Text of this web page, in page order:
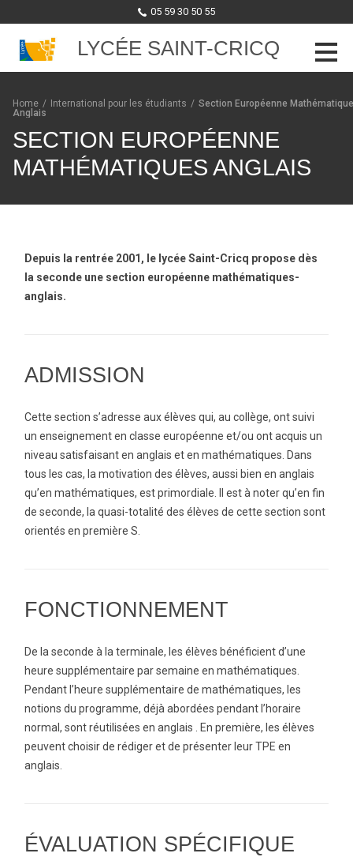
05 59 30 50 55
LYCÉE SAINT-CRICQ
Skip to content
Home / International pour les étudiants / Section Européenne
Anglais
SECTION EUROPÉENNE
MATHÉMATIQUES ANGLAIS
Depuis la rentrée 2001, le lycée Saint-Cricq propose dès
la seconde une section européenne mathématiques-
anglais.
ADMISSION
Cette section s’adresse aux élèves qui, au collège, ont suivi
un enseignement en classe européenne et/ou ont acquis un
niveau satisfaisant en anglais et en mathématiques. Dans
tous les cas, la motivation des élèves, aussi bien en anglais
qu’en mathématiques, est primordiale. Il est à noter qu’en fin
de seconde, la quasi-totalité des élèves de cette section sont
orientés en première S.
FONCTIONNEMENT
De la seconde à la terminale, les élèves bénéficient d’une
heure supplémentaire par semaine en mathématiques.
Pendant l’heure supplémentaire de mathématiques, les
notions du programme, déjà abordées pendant l’horaire
normal, sont réutilisées en anglais . En première, les élèves
peuvent choisir de rédiger et de présenter leur TPE en
anglais.
ÉVALUATION SPÉCIFIQUE